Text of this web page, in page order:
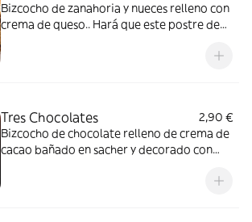
Bizcocho de zanahoria y nueces relleno con
crema de queso.. Hará que este postre de
Tres Chocolates
2,90 €
Bizcocho de chocolate relleno de crema de
cacao bañado en sacher y decorado con